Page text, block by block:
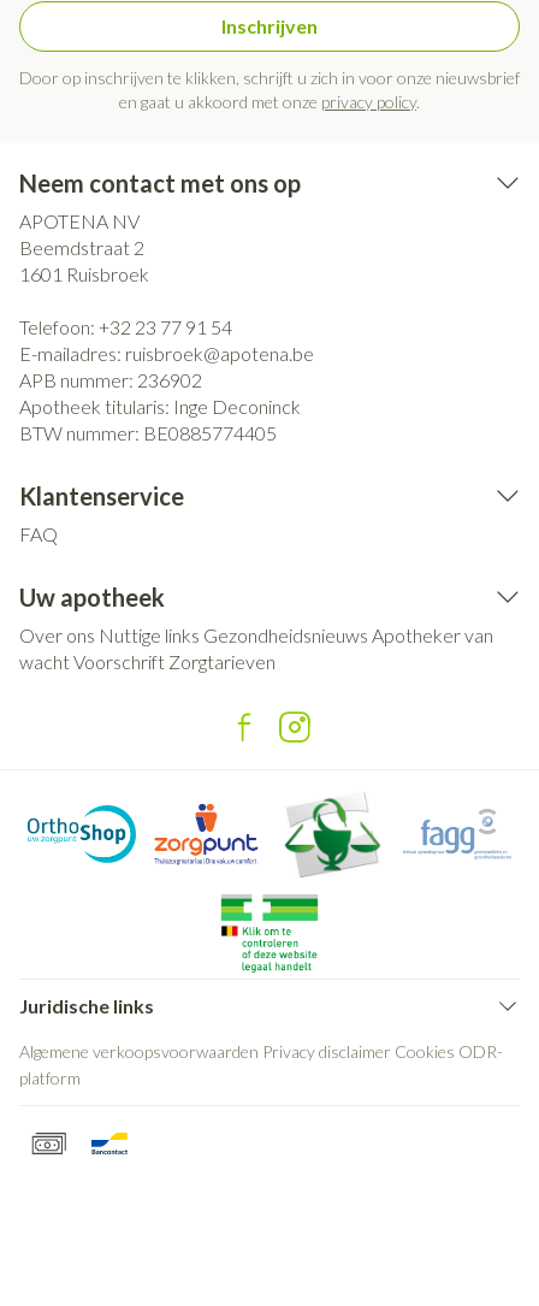
Inschrijven
Door op inschrijven te klikken, schrijft u zich in voor onze nieuwsbrief
en gaat u akkoord met onze privacy policy.
Neem contact met ons op
APOTENA NV
Beemdstraat 2
1601 Ruisbroek
Telefoon: +32 23 77 91 54
E-mailadres: ruisbroek@apotena.be
APB nummer: 236902
Apotheek titularis: Inge Deconinck
BTW nummer: BE0885774405
Klantenservice
FAQ
Uw apotheek
Over ons Nuttige links Gezondheidsnieuws Apotheker van
wachtVoorschrift Zorgtarieven
Juridische links
Algemene verkoopsvoorwaarden Privacy disclaimer Cookies ODR-
platform